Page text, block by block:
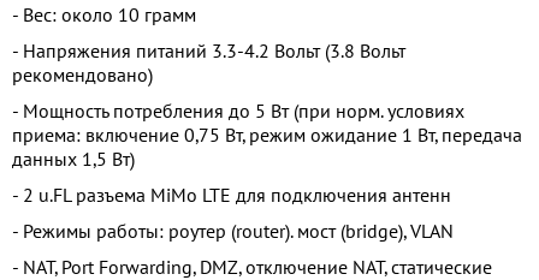
- Вес: около 10 грамм
- Напряжения питаний 3.3-4.2 Вольт (3.8 Вольт
рекомендовано)
- Мощность потребления до 5 Вт (при норм. условиях
приема: включение 0,75 Вт, режим ожидание 1 Вт, передача
данных 1,5 Вт)
- 2 u.FL разъема MiMo LTE для подключения антенн
- Режимы работы: роутер (router). мост (bridge), VLAN
- NAT, Port Forwarding, DMZ, отключение NAT, статические